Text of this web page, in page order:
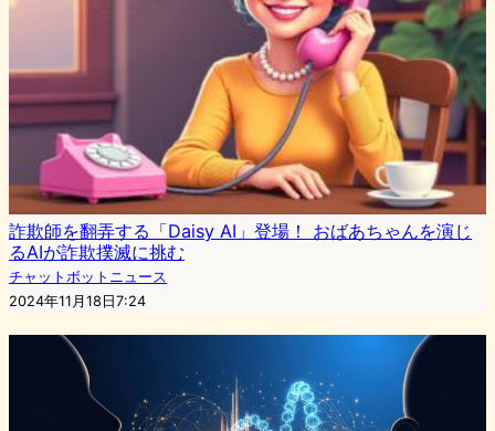
詐欺師を翻弄する「Daisy AI」登場！ おばあちゃんを演じ
るAIが詐欺撲滅に挑む
チャットボットニュース
2024年11月18日7:24